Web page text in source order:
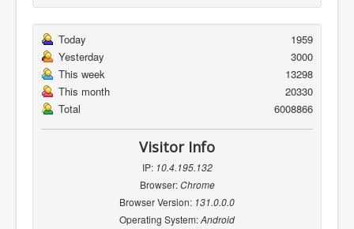
Today
1959
Yesterday
3000
This week
13298
This month
20330
Total
6008866
Visitor Info
IP: 10.4.195.132
Browser:Chrome
Browser Version: 131.0.0.0
Operating System:Android